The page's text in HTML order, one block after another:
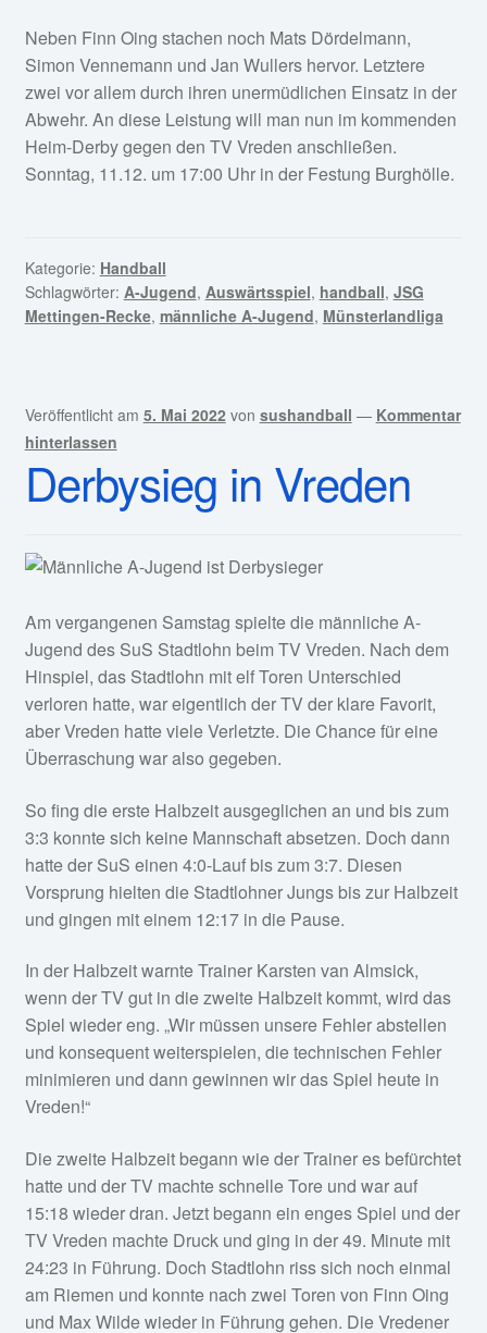
Neben Finn Oing stachen noch Mats Dördelmann,
Simon Vennemann und Jan Wullers hervor. Letztere
zwei vor allem durch ihren unermüdlichen Einsatz in der
Abwehr. An diese Leistung will man nun im kommenden
Heim-Derby gegen den TV Vreden anschließen.
Sonntag, 11.12. um 17:00 Uhr in der Festung Burghölle.
Kategorie: Handball
Schlagwörter: A-Jugend, Auswärtsspiel, handball, JSG
Mettingen-Recke, männliche A-Jugend, Münsterlandliga
Veröffentlicht am 5. Mai 2022 von sushandball — Kommentar
hinterlassen
Derbysieg in Vreden
Am vergangenen Samstag spielte die männliche A-
Jugend des SuS Stadtlohn beim TV Vreden. Nach dem
Hinspiel, das Stadtlohn mit elf Toren Unterschied
verloren hatte, war eigentlich der TV der klare Favorit,
aber Vreden hatte viele Verletzte. Die Chance für eine
Überraschung war also gegeben.
So fing die erste Halbzeit ausgeglichen an und bis zum
3:3 konnte sich keine Mannschaft absetzen. Doch dann
hatte der SuS einen 4:0-Lauf bis zum 3:7. Diesen
Vorsprung hielten die Stadtlohner Jungs bis zur Halbzeit
und gingen mit einem 12:17 in die Pause.
In der Halbzeit warnte Trainer Karsten van Almsick,
wenn der TV gut in die zweite Halbzeit kommt, wird das
Spiel wieder eng. „Wir müssen unsere Fehler abstellen
und konsequent weiterspielen, die technischen Fehler
minimieren und dann gewinnen wir das Spiel heute in
Vreden!“
Die zweite Halbzeit begann wie der Trainer es befürchtet
hatte und der TV machte schnelle Tore und war auf
15:18 wieder dran. Jetzt begann ein enges Spiel und der
TV Vreden machte Druck und ging in der 49. Minute mit
24:23 in Führung. Doch Stadtlohn riss sich noch einmal
am Riemen und konnte nach zwei Toren von Finn Oing
und Max Wilde wieder in Führung gehen. Die Vredener